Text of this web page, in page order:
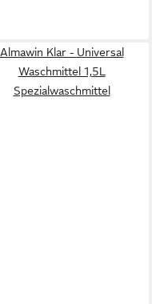
Almawin Klar - Universal
Waschmittel 1,5L
Spezialwaschmittel